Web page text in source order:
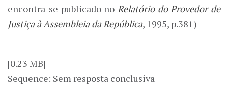
encontra-se publicado no Relatório do Provedor de
Justiça à Assembleia da República, 1995, p.381)
[0.23 MB]
Sequence: Sem resposta conclusiva